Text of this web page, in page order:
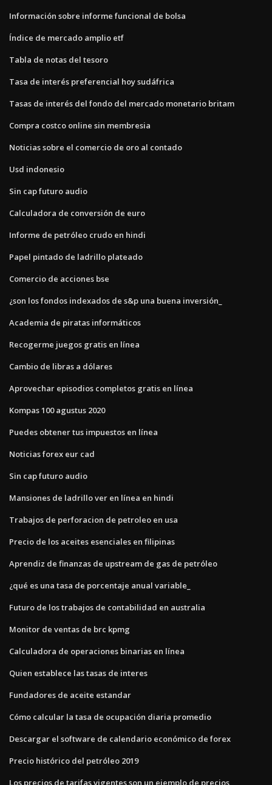
Información sobre informe funcional de bolsa
Índice de mercado amplio etf
Tabla de notas del tesoro
Tasa de interés preferencial hoy sudáfrica
Tasas de interés del fondo del mercado monetario britam
Compra costco online sin membresia
Noticias sobre el comercio de oro al contado
Usd indonesio
Sin cap futuro audio
Calculadora de conversión de euro
Informe de petróleo crudo en hindi
Papel pintado de ladrillo plateado
Comercio de acciones bse
¿son los fondos indexados de s&p una buena inversión_
Academia de piratas informáticos
Recogerme juegos gratis en línea
Cambio de libras a dólares
Aprovechar episodios completos gratis en línea
Kompas 100 agustus 2020
Puedes obtener tus impuestos en línea
Noticias forex eur cad
Sin cap futuro audio
Mansiones de ladrillo ver en línea en hindi
Trabajos de perforacion de petroleo en usa
Precio de los aceites esenciales en filipinas
Aprendiz de finanzas de upstream de gas de petróleo
¿qué es una tasa de porcentaje anual variable_
Futuro de los trabajos de contabilidad en australia
Monitor de ventas de brc kpmg
Calculadora de operaciones binarias en línea
Quien establece las tasas de interes
Fundadores de aceite estandar
Cómo calcular la tasa de ocupación diaria promedio
Descargar el software de calendario económico de forex
Precio histórico del petróleo 2019
Los precios de tarifas vigentes son un ejemplo de precios